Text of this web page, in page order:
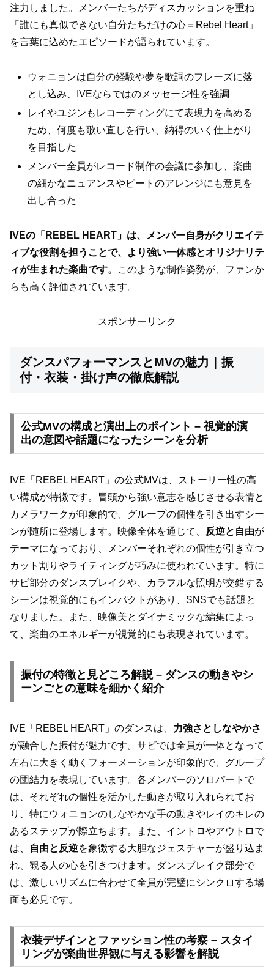
注力しました。メンバーたちがディスカッションを重ね
「誰にも真似できない自分たちだけの心＝Rebel Heart」
を言葉に込めたエピソードが語られています。
ウォニョンは自分の経験や夢を歌詞のフレーズに落
とし込み、IVEならではのメッセージ性を強調
レイやユジンもレコーディングにて表現力を高める
ため、何度も歌い直しを行い、納得のいく仕上がり
を目指した
メンバー全員がレコード制作の会議に参加し、楽曲
の細かなニュアンスやビートのアレンジにも意見を
出し合った
IVEの「REBEL HEART」は、メンバー自身がクリエイテ
ィブな役割を担うことで、より強い一体感とオリジナリテ
ィが生まれた楽曲です。
このような制作姿勢が、ファンか
らも高く評価されています。
スポンサーリンク
ダンスパフォーマンスとMVの魅力｜振
付・衣装・掛け声の徹底解説
公式MVの構成と演出上のポイント – 視覚的演
出の意図や話題になったシーンを分析
IVE「REBEL HEART」の公式MVは、ストーリー性の高
い構成が特徴です。冒頭から強い意志を感じさせる表情と
カメラワークが印象的で、グループの個性を引き出すシー
ンが随所に登場します。映像全体を通じて、 反逆と自由が
テーマになっており、メンバーそれぞれの個性が引き立つ
カット割りやライティングが巧みに使われています。特に
サビ部分のダンスブレイクや、カラフルな照明が交錯する
シーンは視覚的にもインパクトがあり、SNSでも話題と
なりました。また、映像美とダイナミックな編集によっ
て、楽曲のエネルギーが視覚的にも表現されています。
振付の特徴と見どころ解説 – ダンスの動きやシ
ーンごとの意味を細かく紹介
IVE「REBEL HEART」のダンスは、 力強さとしなやかさ
が融合した振付が魅力です。サビでは全員が一体となって
左右に大きく動くフォーメーションが印象的で、グループ
の団結力を表現しています。各メンバーのソロパートで
は、それぞれの個性を活かした動きが取り入れられてお
り、特にウォニョンのしなやかな手の動きやレイのキレの
あるステップが際立ちます。また、イントロやアウトロで
は、
自由と反逆を象徴する大胆なジェスチャーが盛り込ま
れ、観る人の心を引きつけます。ダンスブレイク部分で
は、激しいリズムに合わせて全員が完璧にシンクロする場
面も必見です。
衣装デザインとファッション性の考察 – スタイ
リングが楽曲世界観に与える影響を解説